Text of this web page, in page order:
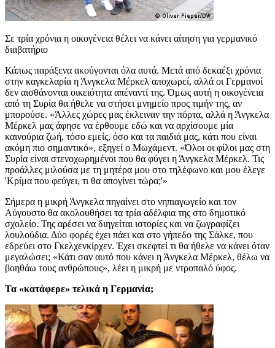
Σε τρία χρόνια η οικογένεια θέλει να κάνει αίτηση για γερμανικό
διαβατήριο
Κάπως παράξενα ακούγονται όλα αυτά. Μετά από δεκαέξι χρόνια
στην καγκελαρία η Άνγκελα Μέρκελ αποχωρεί, αλλά οι Γερμανοί
δεν αισθάνονται οικειότητα απέναντί της. Όμως αυτή η οικογένεια
από τη Συρία θα ήθελε να στήσει μνημείο προς τιμήν της, αν
μπορούσε. «Άλλες χώρες μας έκλειναν την πόρτα, αλλά η Άνγκελα
Μέρκελ μας άφησε να έρθουμε εδώ και να αρχίσουμε μία
καινούρια ζωή, τόσο εμείς, όσο και τα παιδιά μας, κάτι που είναι
ακόμη πιο σημαντικό», εξηγεί ο Μωχάμεντ. «Όλοι οι φίλοι μας στη
Συρία είναι στενοχωρημένοι που θα φύγει η Άνγκελα Μέρκελ. Τις
προάλλες μιλούσα με τη μητέρα μου στο τηλέφωνο και μου έλεγε
'Κρίμα που φεύγει, τι θα απογίνει τώρα;'»
Σήμερα η μικρή Άνγκελα πηγαίνει στο νηπιαγωγείο και τον
Αύγουστο θα ακολουθήσει τα τρία αδέλφια της στο δημοτικό
σχολείο. Της αρέσει να διηγείται ιστορίες και να ζωγραφίζει
λουλούδια. Δύο φορές έχει πάει και στο γήπεδο της Σάλκε, που
εδρεύει στο Γκελχενκίρχεν. Έχει σκεφτεί τι θα ήθελε να κάνει όταν
μεγαλώσει; «Κάτι σαν αυτό που κάνει η Άνγκελα Μέρκελ, θέλω να
βοηθάω τους ανθρώπους», λέει η μικρή με ντροπαλό ύφος.
Τα «κατάφερε» τελικά η Γερμανία;